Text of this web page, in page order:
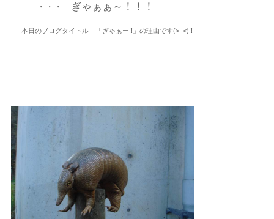
・・・ ぎゃぁぁ～！！！
本日のブログタイトル 「ぎゃぁー!!」の理由です(>_<)!!